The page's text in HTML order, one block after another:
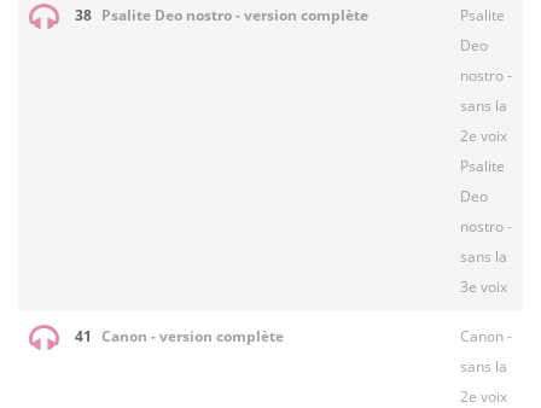
38 Psalite Deo nostro - version complète
Psalite
Deo
nostro -
sans la
2e voix
Psalite
Deo
nostro -
sans la
3e voix
41 Canon - version complète
Canon -
sans la
2e voix